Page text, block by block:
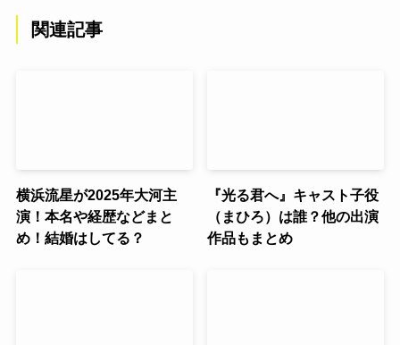
関連記事
横浜流星が2025年大河主
演！本名や経歴などまと
め！結婚はしてる？
『光る君へ』キャスト子役
（まひろ）は誰？他の出演
作品もまとめ